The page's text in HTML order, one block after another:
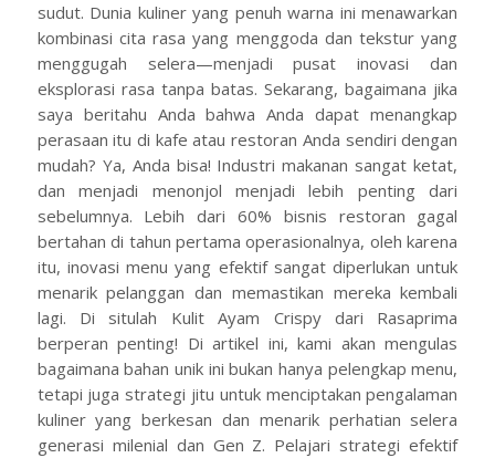
sudut. Dunia kuliner yang penuh warna ini menawarkan
kombinasi cita rasa yang menggoda dan tekstur yang
menggugah selera—menjadi pusat inovasi dan
eksplorasi rasa tanpa batas. Sekarang, bagaimana jika
saya beritahu Anda bahwa Anda dapat menangkap
perasaan itu di kafe atau restoran Anda sendiri dengan
mudah? Ya, Anda bisa! Industri makanan sangat ketat,
dan menjadi menonjol menjadi lebih penting dari
sebelumnya. Lebih dari 60% bisnis restoran gagal
bertahan di tahun pertama operasionalnya, oleh karena
itu, inovasi menu yang efektif sangat diperlukan untuk
menarik pelanggan dan memastikan mereka kembali
lagi. Di situlah Kulit Ayam Crispy dari Rasaprima
berperan penting! Di artikel ini, kami akan mengulas
bagaimana bahan unik ini bukan hanya pelengkap menu,
tetapi juga strategi jitu untuk menciptakan pengalaman
kuliner yang berkesan dan menarik perhatian selera
generasi milenial dan Gen Z. Pelajari strategi efektif